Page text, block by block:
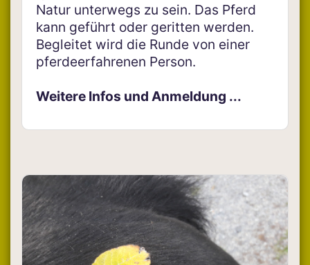
Natur unterwegs zu sein. Das Pferd
kann geführt oder geritten werden.
Begleitet wird die Runde von einer
pferdeerfahrenen Person.
Weitere Infos und Anmeldung ...